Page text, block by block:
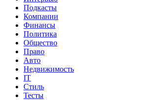
Подкасты
Компании
Финансы
Политика
Общество
Право
Авто
Недвижимость
IT
Стиль
Тесты